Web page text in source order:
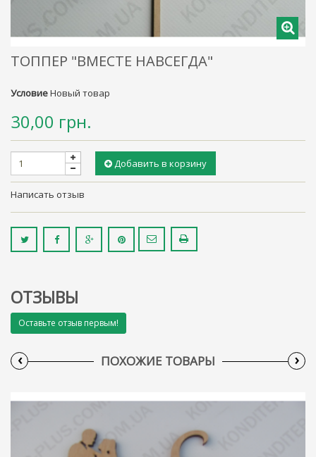
ТОППЕР "ВМЕСТЕ НАВСЕГДА"
УсловиеНовый товар
30,00 грн.
Добавить в корзину
Написать отзыв
ОТЗЫВЫ
Оставьте отзыв первым!
ПОХОЖИЕ ТОВАРЫ
‹ ›